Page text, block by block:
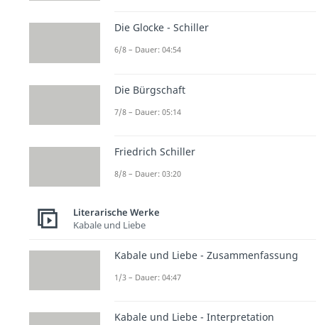
Die Glocke - Schiller
6/8 – Dauer: 04:54
Die Bürgschaft
7/8 – Dauer: 05:14
Friedrich Schiller
8/8 – Dauer: 03:20
Literarische Werke
Kabale und Liebe
Kabale und Liebe - Zusammenfassung
1/3 – Dauer: 04:47
Kabale und Liebe - Interpretation